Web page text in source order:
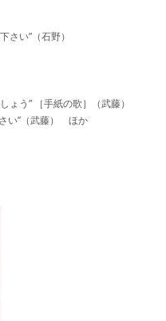
い”（石野）
う” ［手紙の歌］（武藤）
い”（武藤） ほか